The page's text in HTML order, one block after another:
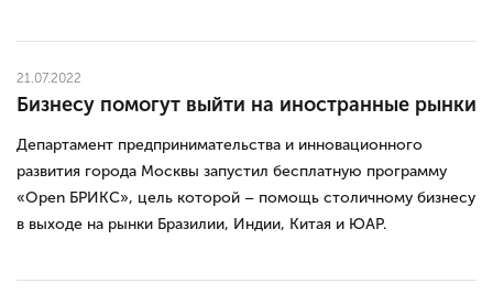
21.07.2022
Бизнесу помогут выйти на иностранные рынки
Департамент предпринимательства и инновационного
развития города Москвы запустил бесплатную программу
«Open БРИКС», цель которой – помощь столичному бизнесу
в выходе на рынки Бразилии, Индии, Китая и ЮАР.